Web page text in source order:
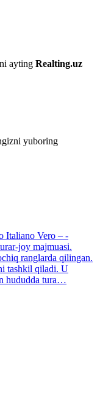
ayting Realting.uz
yuboring
Italiano Vero – -
joy majmuasi.
ranglarda qilingan.
tashkil qiladi. U
hududda tura…